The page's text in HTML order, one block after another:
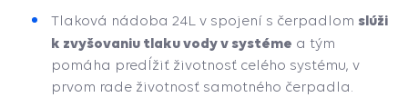
Tlaková nádoba 24L v spojení s čerpadlom slúži
k zvyšovaniu tlaku vody v systéme a tým
pomáha predĺžiť životnosť celého systému, v
prvom rade životnosť samotného čerpadla.